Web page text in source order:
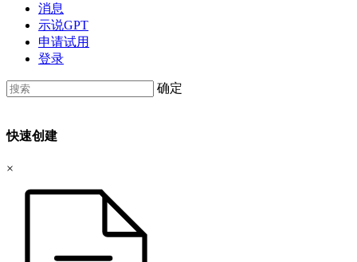
消息
示说GPT
申请试用
登录
确定
快速创建
×